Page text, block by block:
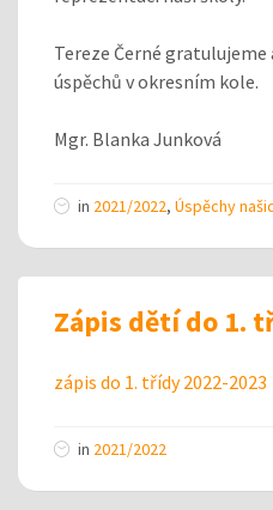
Tereze Černé
úspěchů v okresním kole.
Mgr. Blanka Junková
in 2021/2022, Úspěchy
Zápis dětí do 1.
zápis do 1. třídy 2022-2023
in 2021/2022